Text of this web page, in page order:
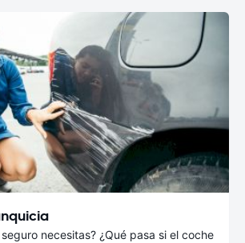
necesitas? ¿Qué pasa si el coche